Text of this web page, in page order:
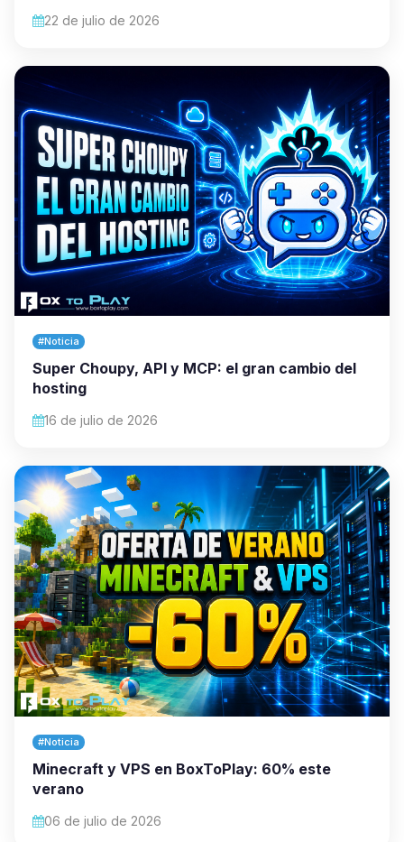
22 de julio de 2026
#Noticia
Super Choupy, API y MCP: el gran cambio del
hosting
16 de julio de 2026
#Noticia
Minecraft y VPS en BoxToPlay: 60% este
verano
06 de julio de 2026